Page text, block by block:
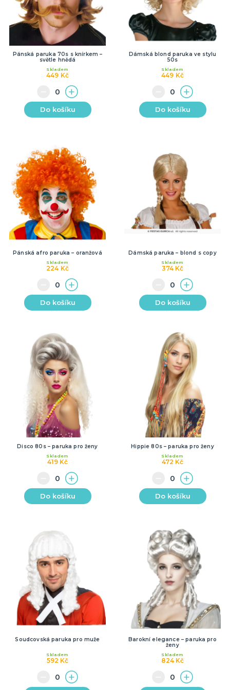
Pánská paruka 70s s knírkem –
světle hnědá
449 Kč
Skladem
Do košíku
Dámská blond paruka ve stylu
50s
449 Kč
Skladem
Do košíku
Pánská afro paruka – oranžová
224 Kč
Skladem
Do košíku
Dámská paruka – blond s copy
374 Kč
Skladem
Do košíku
Disco 80s – paruka pro ženy
419 Kč
Skladem
Do košíku
Hippie 80s – paruka pro ženy
472 Kč
Skladem
Do košíku
Soudcovská paruka pro muže
592 Kč
Skladem
Barokní elegance – paruka pro
ženy
824 Kč
Skladem